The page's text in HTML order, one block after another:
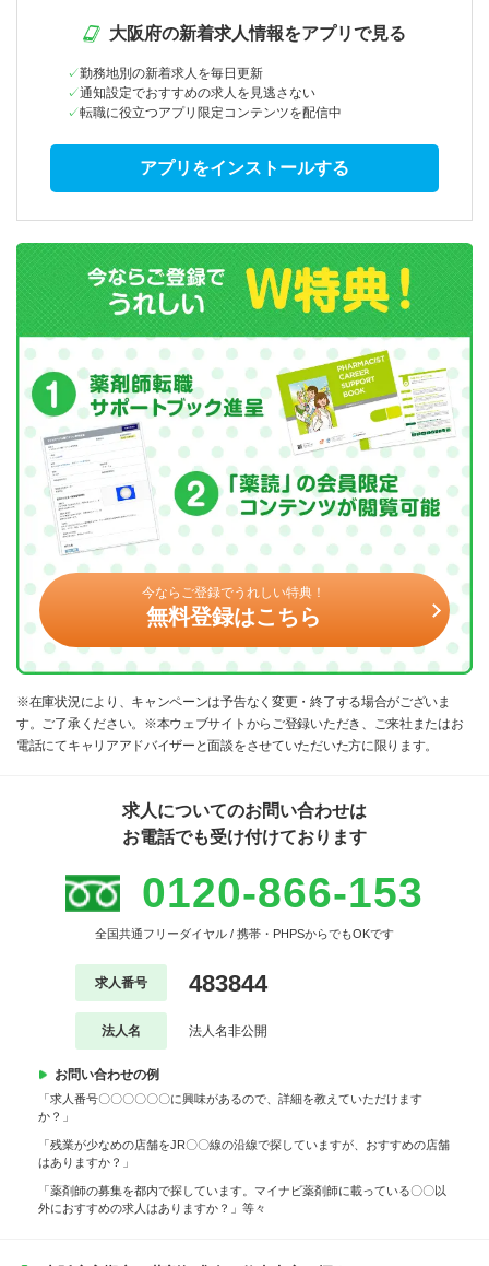
大阪府の新着求人情報をアプリで見る
勤務地別の新着求人を毎日更新
通知設定でおすすめの求人を見逃さない
転職に役立つアプリ限定コンテンツを配信中
アプリをインストールする
今ならご登録でうれしい特典！
無料登録はこちら
※在庫状況により、キャンペーンは予告なく変更・終了する場合がございま
す。ご了承ください。※本ウェブサイトからご登録いただき、ご来社またはお
電話にてキャリアアドバイザーと面談をさせていただいた方に限ります。
求人についてのお問い合わせは
お電話でも受け付けております
0120-866-153
全国共通フリーダイヤル / 携帯・PHPSからでもOKです
求人番号 483844
法人名 法人名非公開
お問い合わせの例
「求人番号〇〇〇〇〇〇に興味があるので、詳細を教えていただけます
か？」
「残業が少なめの店舗をJR〇〇線の沿線で探していますが、おすすめの店舗
はありますか？」
「薬剤師の募集を都内で探しています。マイナビ薬剤師に載っている〇〇以
外におすすめの求人はありますか？」等々